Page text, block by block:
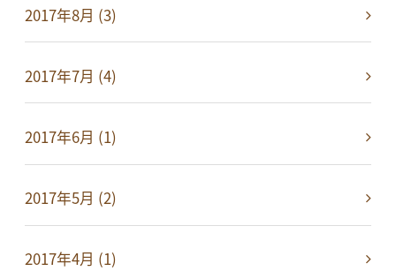
2017年8月 (3)
2017年7月 (4)
2017年6月 (1)
2017年5月 (2)
2017年4月 (1)